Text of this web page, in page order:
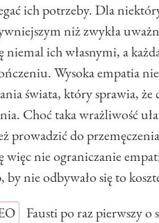
ich potrzeby. Dla
niż zwykła
niemal ich własnymi, a
Wysoka empatia
świata, który sprawia,
Choć taka wrażliwość
prowadzić do
więc nie ograniczanie
by nie odbywało się to
Fausti po raz pierwszy